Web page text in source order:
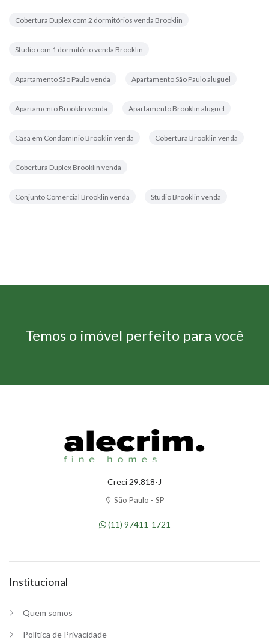
Cobertura Duplex com 2 dormitórios venda Brooklin
Studio com 1 dormitório venda Brooklin
Apartamento São Paulo venda Apartamento São Paulo aluguel
Apartamento Brooklin venda Apartamento Brooklin aluguel
Casa em Condomínio Brooklin venda Cobertura Brooklin venda
Cobertura Duplex Brooklin venda
Conjunto Comercial Brooklin venda Studio Brooklin venda
Temos o imóvel perfeito para você
Creci 29.818-J
São Paulo - SP
(11) 97411-1721
Institucional
Quem somos
Política de Privacidade